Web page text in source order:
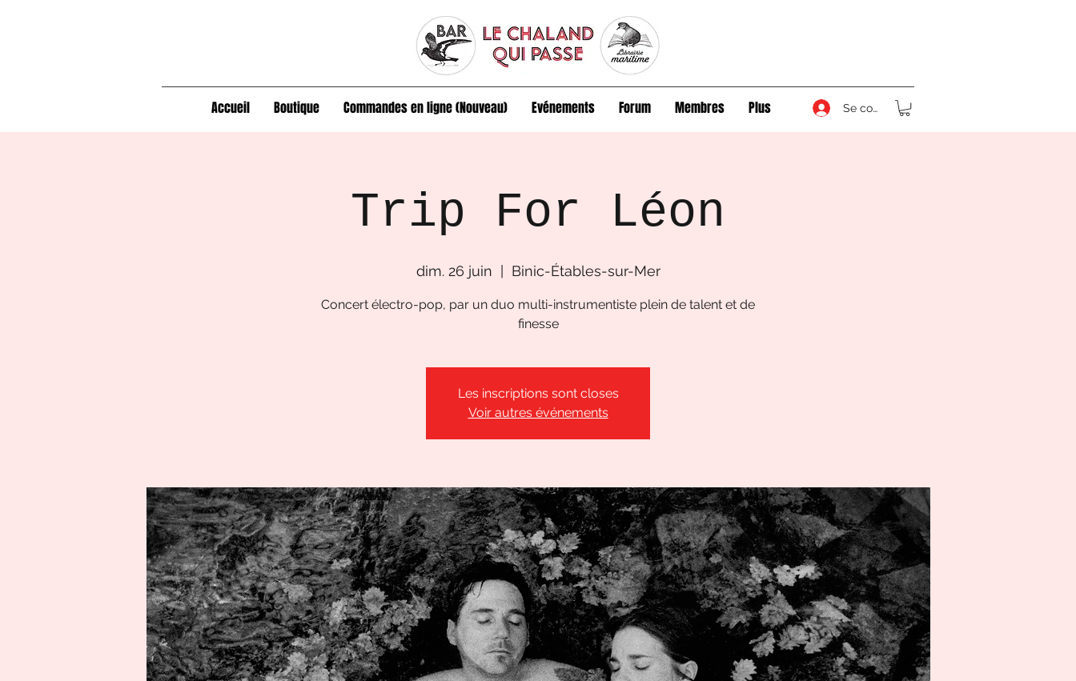
Accueil Boutique Commandes en ligne (Nouveau) Evénements Forum Membres Plus Se connecter
Trip For Léon
dim. 26 juin Binic-Étables-sur-Mer
Concert électro-pop, par un duo multi-instrumentiste plein de talent et de
finesse
Les inscriptions sont closes
Voir autres événements